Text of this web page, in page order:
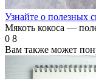
Узнайте о полезных
Мякоть кокоса —
0 8
Вам также может